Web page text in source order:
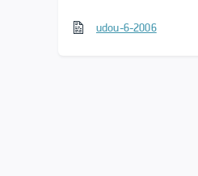
udou-6-2006